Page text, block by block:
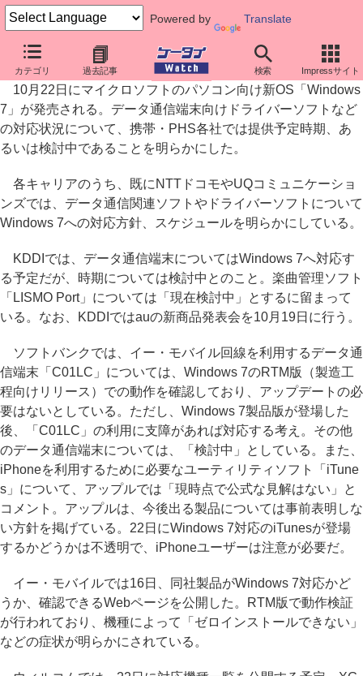
Powered by Translate
カテゴリ 過去記事 検索 Impressサイト
携帯・PHS各社、Windows 7への対応状況を明らかに
10月22日にマイクロソフトのパソコン向け新OS「Windows
7」が発売される。データ通信端末向けドライバーソフトなど
の対応状況について、携帯・PHS各社では提供予定時期、あ
るいは検討中であることを明らかにした。
各キャリアのうち、既にNTTドコモやUQコミュニケーショ
ンズでは、データ通信関連ソフトやドライバーソフトについて
Windows 7への対応方針、スケジュールを明らかにしている。
KDDIでは、データ通信端末についてはWindows 7へ対応す
る予定だが、時期については検討中とのこと。楽曲管理ソフト
「LISMO Port」については「現在検討中」とするに留まって
いる。なお、KDDIではauの新商品発表会を10月19日に行う。
ソフトバンクでは、イー・モバイル回線を利用するデータ通
信端末「C01LC」については、Windows 7のRTM版（製造工
程向けリリース）での動作を確認しており、アップデートの必
要はないとしている。ただし、Windows 7製品版が登場した
後、「C01LC」の利用に支障があれば対応する考え。その他
のデータ通信端末については、「検討中」としている。また、
iPhoneを利用するために必要なユーティリティソフト「iTune
s」について、アップルでは「現時点で公式な見解はない」と
コメント。アップルは、今後出る製品については事前表明しな
い方針を掲げている。22日にWindows 7対応のiTunesが登場
するかどうかは不透明で、iPhoneユーザーは注意が必要だ。
イー・モバイルでは16日、同社製品がWindows 7対応かど
うか、確認できるWebページを公開した。RTM版で動作検証
が行われており、機種によって「ゼロインストールできない」
などの症状が明らかにされている。